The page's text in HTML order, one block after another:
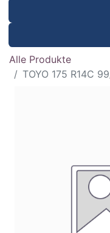
Alle Produkte
TOYO 175 R14C